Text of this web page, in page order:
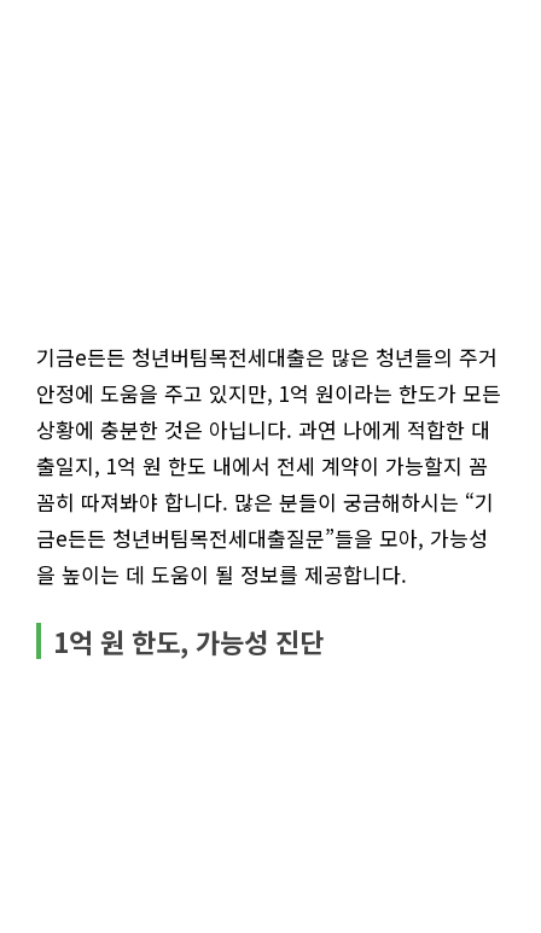
기금e든든 청년버팀목전세대출은 많은 청년들의 주거
안정에 도움을 주고 있지만, 1억 원이라는 한도가 모든
상황에 충분한 것은 아닙니다. 과연 나에게 적합한 대
출일지, 1억 원 한도 내에서 전세 계약이 가능할지 꼼
꼼히 따져봐야 합니다. 많은 분들이 궁금해하시는 “기
금e든든 청년버팀목전세대출질문”들을 모아, 가능성
을 높이는 데 도움이 될 정보를 제공합니다.
1억 원 한도, 가능성 진단